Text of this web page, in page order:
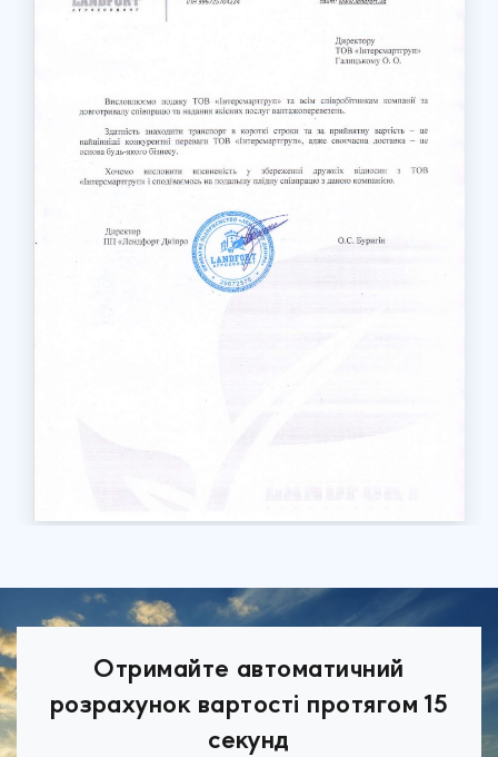
Отримайте автоматичний
розрахунок вартості протягом 15
секунд